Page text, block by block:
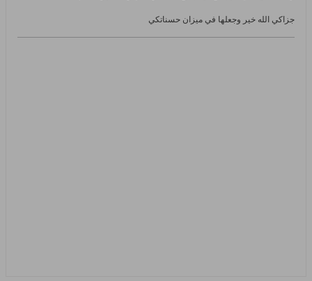
جزاكي الله خير وجعلها في ميزان حسناتكي